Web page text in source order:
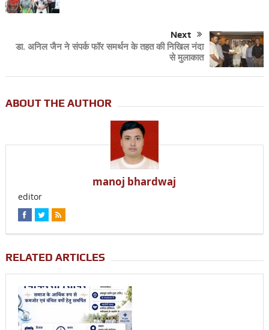
Next
डा. अनिल जैन ने संपर्क फॉर समर्थन के तहत की निखिल नंदा
से मुलाकात
ABOUT THE AUTHOR
manoj bhardwaj
editor
RELATED ARTICLES